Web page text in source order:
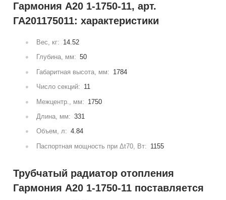
Гармония А20 1-1750-11, арт.
ГА201175011: характеристики
Вес, кг: 14.52
Глубина, мм: 50
Габаритная высота, мм: 1784
Число секций: 11
Межцентр., мм: 1750
Длина, мм: 331
Объем, л: 4.84
Паспортная мощность при Δt70, Вт: 1155
Трубчатый радиатор отопления
Гармония А20 1-1750-11 поставляется